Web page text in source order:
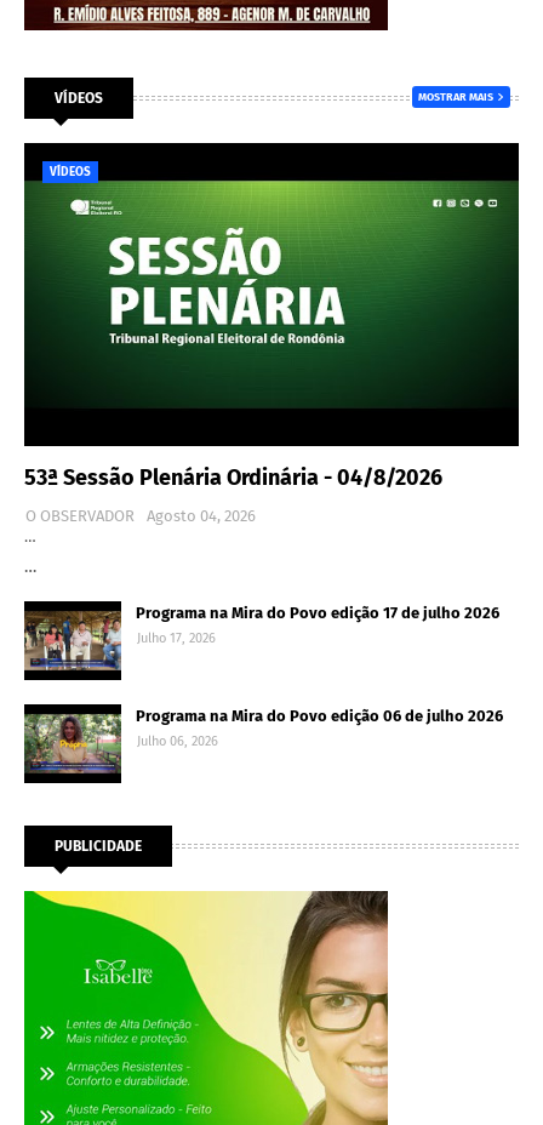
VÍDEOS MOSTRAR MAIS
VÍDEOS
53ª Sessão Plenária Ordinária - 04/8/2026
O OBSERVADOR
Agosto 04, 2026
…
…
Programa na Mira do Povo edição 17 de julho 2026
Julho 17, 2026
Programa na Mira do Povo edição 06 de julho 2026
Julho 06, 2026
PUBLICIDADE